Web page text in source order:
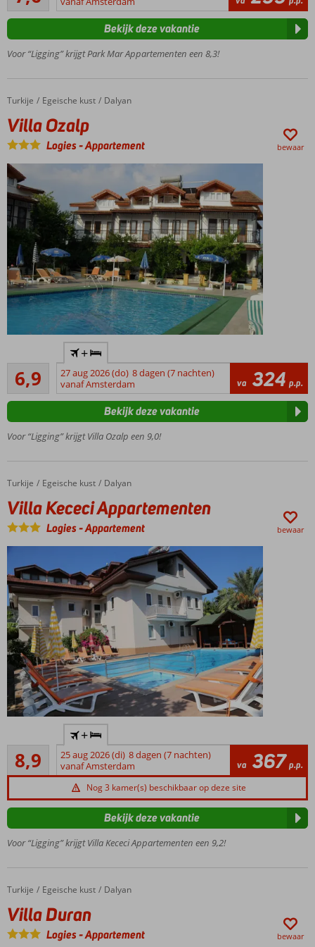
rustig
gelegen
Ideale
uitvalsbasis
Marmaris
Ruime 2-
Vriendelijk
en
behulpzaam
beoordelingen
Voor “Ligging” krijgt Park Mar Appartementen een 8,3!
Bekijk deze vakantie
Home
Turkije Egeische kust Dalyan
Villa Ozalp
Villa Ozalp
Logies-Appartement bewaar
Toplocatie
centrum
en de
haven
bij 1 van de
kamerappartementen
Relaxte
sfeer
halfpension
ook
mogelijk
6,9Ruim voldoende
33
beoordelingen
+
27 aug 2026 (do) 8 dagen (7 nachten)
vanaf Amsterdam
va 324 p.p.
Voor “Ligging” krijgt Villa Ozalp een 9,0!
Bekijk deze vakantie
Home
Turkije Egeische kust Dalyan
Villa Kececi Appartementen
Villa Kececi Appartementen
Logies-Appartement bewaar
Kleinschalig
appartementencomplex
Centraal
gelegen,
van Dalyan
op
loopafstand
Vriendelijke
appartementen
8,9
Aanrader
114
beoordelingen
+
25 aug 2026 (di) 8 dagen (7 nachten)
vanaf Amsterdam
va 367 p.p.
Nog 3 kamer(s) beschikbaar op deze site
Voor “Ligging” krijgt Villa Kececi Appartementen een 9,2!
Bekijk deze vakantie
Home
Turkije Egeische kust Dalyan
Villa Duran
Villa Duran
Logies-Appartement bewaar